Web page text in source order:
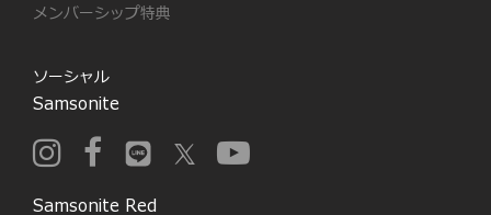
メンバーシップ特典
ソーシャル
Samsonite
Samsonite Red